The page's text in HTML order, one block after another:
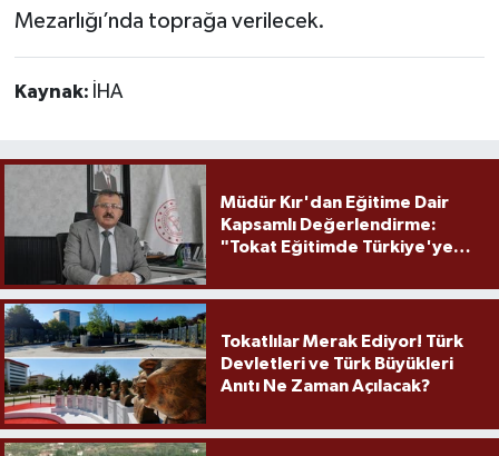
Mezarlığı’nda toprağa verilecek.
Kaynak: İHA
Müdür Kır'dan Eğitime Dair
Kapsamlı Değerlendirme:
"Tokat Eğitimde Türkiye'ye
Tokatlılar Merak Ediyor! Türk
Devletleri ve Türk Büyükleri
Anıtı Ne Zaman Açılacak?